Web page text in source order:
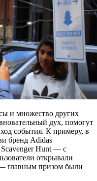
и множество других
дух, помогут
события. К примеру, в
бренд Adidas
Scavenger Hunt — с
открывали
главным призом были